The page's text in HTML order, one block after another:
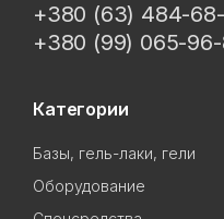
+380 (63) 484-68-
+380 (99) 065-
Категории
Базы, гель-лаки, гели
Оборудование